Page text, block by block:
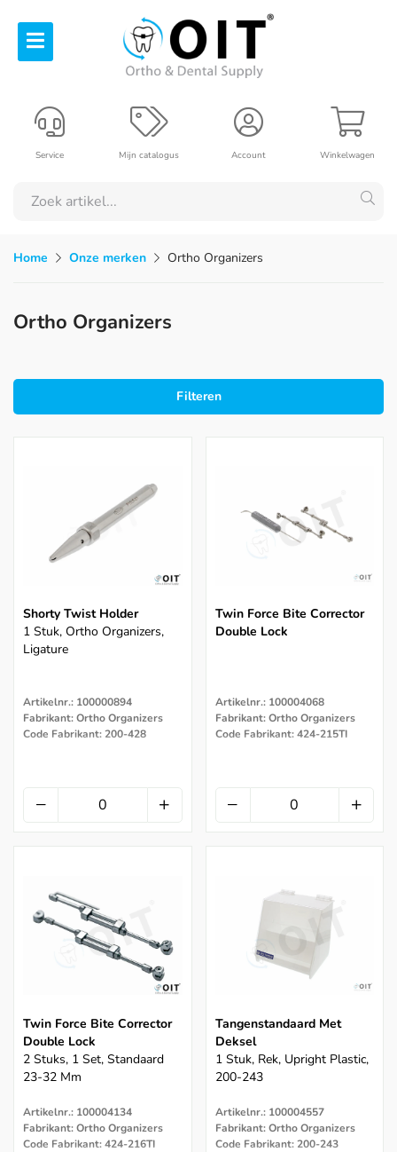
Winkelwagen
Account
Mijn catalogus
Service
Home Onze merken Ortho Organizers
Ortho Organizers
Filteren
Shorty Twist Holder
1 Stuk, Ortho Organizers,
Ligature
Artikelnr.: 100000894
Fabrikant: Ortho Organizers
Code Fabrikant: 200-428
Twin Force Bite Corrector
Double Lock
Artikelnr.: 100004068
Fabrikant: Ortho Organizers
Code Fabrikant: 424-215TI
Twin Force Bite Corrector
Double Lock
2 Stuks, 1 Set, Standaard
23-32 Mm
Artikelnr.: 100004134
Fabrikant: Ortho Organizers
Code Fabrikant: 424-216TI
Tangenstandaard Met
Deksel
1 Stuk, Rek, Upright Plastic,
200-243
Artikelnr.: 100004557
Fabrikant: Ortho Organizers
Code Fabrikant: 200-243